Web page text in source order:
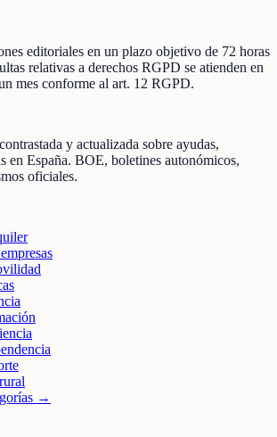
editoriales en un plazo objetivo de 72 horas
relativas a derechos RGPD se atienden en
mes conforme al art. 12 RGPD.
y actualizada sobre ayudas,
en España. BOE, boletines autonómicos,
oficiales.
→